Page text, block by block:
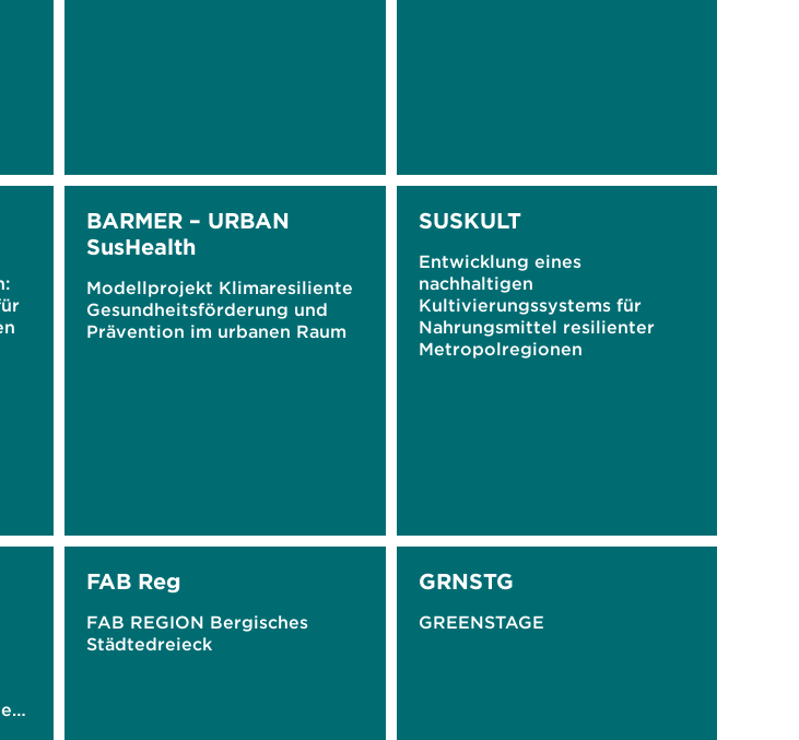
BARMER – URBAN
SusHealth
Modellprojekt Klimaresiliente
Gesundheitsförderung und
Prävention im urbanen Raum
SUSKULT
Entwicklung eines
nachhaltigen
Kultivierungssystems für
Nahrungsmittel resilienter
Metropolregionen
FAB Reg
FAB REGION Bergisches
Städtedreieck
GRNSTG
GREENSTAGE